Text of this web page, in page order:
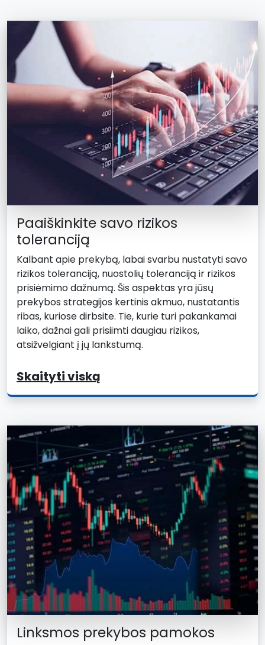
Paaiškinkite savo rizikos
toleranciją
Kalbant apie prekybą, labai svarbu nustatyti savo
rizikos toleranciją, nuostolių toleranciją ir rizikos
prisiėmimo dažnumą. Šis aspektas yra jūsų
prekybos strategijos kertinis akmuo, nustatantis
ribas, kuriose dirbsite. Tie, kurie turi pakankamai
laiko, dažnai gali prisiimti daugiau rizikos,
atsižvelgiant į jų lankstumą.
Skaityti viską
Linksmos prekybos pamokos